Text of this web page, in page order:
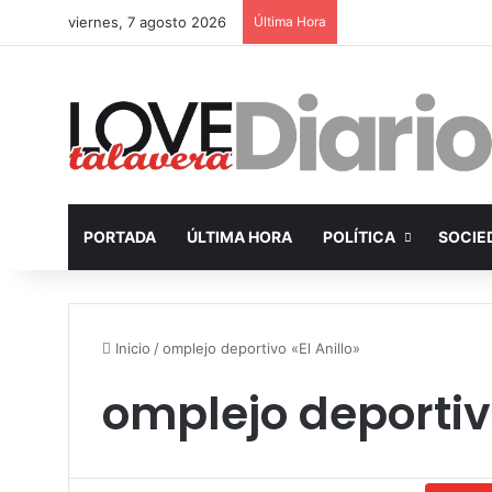
viernes, 7 agosto 2026 Última Hora
PORTADA ÚLTIMA HORA POLÍTICA
Inicio /omplejo deportivo «El Anillo»
omplejo